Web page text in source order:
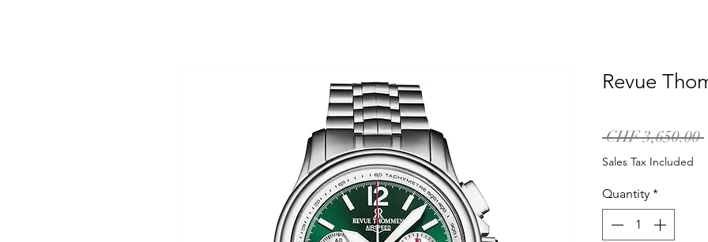
Revue
CHF 3,650.00
Sales Tax Included
Quantity *